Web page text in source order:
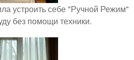
устроить себе "Ручной Режим"
без помощи техники.